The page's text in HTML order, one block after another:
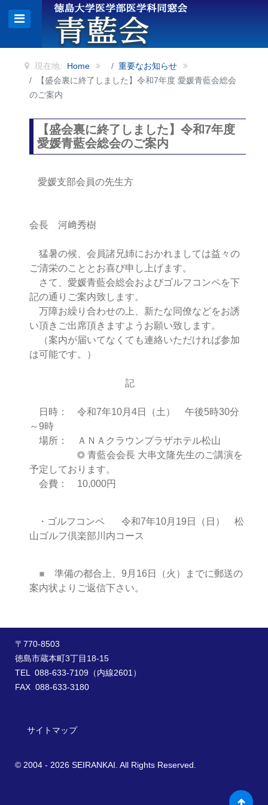
現在地: Home
重要なお知らせ
【盛会裏に終了しました】令和7年度 愛媛青藍会総会
のご案内
【盛会裏に終了しました】令和7年度
愛媛青藍会総会のご案内
愛媛支部会員の先生方
会長 河﨑秀樹
猛暑の候、会員諸兄姉におかれましては益々の
ご清栄のこととお喜び申し上げます。
さて、愛媛青藍会総会およびゴルフコンペを下
記の通りご案内致します。
万障お繰り合わせの上、新たな同僚などをお誘
い頂きご出席頂きますようお願い致します。
（案内が届いてなくても連絡いただければ参加
は可能です。）
記
日時： 令和7年10月4日（土） 午後5時30分
～9時
場所： ＡＮＡクラウンプラザホテル松山
◎ 青藍会会長 大串文隆先生のご講演を
予定しております。
会費： 10,000円
・ゴルフコンペ
令和7年10月19日（日） 松
山ゴルフ倶楽部川内コース
※ 準備の都合上、9月16日（火）までに郵送の
案内状よりご返信下さい。
〒770-8503
徳島市蔵本町3丁目18-15
TEL 088-633-7109（内線2601）
FAX 088-633-3180
サイトマップ
© 2004 - 2026 SEIRANKAI. All Rights Reserved.